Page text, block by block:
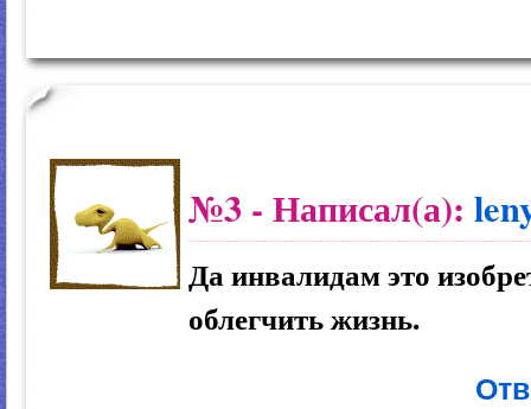
№3 - Написал(а):
Да инвалидам это
облегчить жизнь.